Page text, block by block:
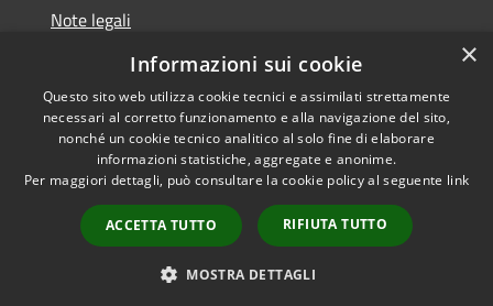
Note legali
Dichiarazione di accessibilità
Accessibilité
Confidentialité
Gestion des cookies
Copyright © 2026 • Ville de •
Powered byMunicipium
Accès rédaction
×
Informazioni sui cookie
Questo sito web utilizza cookie tecnici e assimilati strettamente
necessari al corretto funzionamento e alla navigazione del sito,
nonché un cookie tecnico analitico al solo fine di elaborare
informazioni statistiche, aggregate e anonime.
Per maggiori dettagli, può consultare la cookie policy al seguente link
ACCETTA TUTTO RIFIUTA TUTTO
MOSTRA DETTAGLI